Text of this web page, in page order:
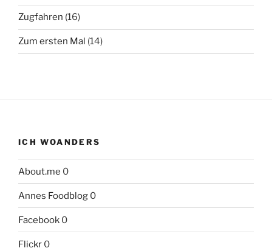
Zugfahren (16)
Zum ersten Mal (14)
ICH WOANDERS
About.me 0
Annes Foodblog 0
Facebook 0
Flickr 0